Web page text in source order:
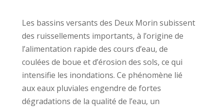
Les bassins versants des Deux Morin subissent
des ruissellements importants, à l’origine de
l’alimentation rapide des cours d’eau, de
coulées de boue et d’érosion des sols, ce qui
intensifie les inondations. Ce phénomène lié
aux eaux pluviales engendre de fortes
dégradations de la qualité de l’eau, un